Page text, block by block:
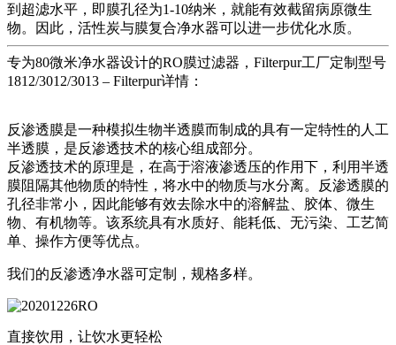
到超滤水平，即膜孔径为1-10纳米，就能有效截留病原微生
物。因此，活性炭与膜复合净水器可以进一步优化水质。
专为80微米净水器设计的RO膜过滤器，Filterpur工厂定制型号
1812/3012/3013 – Filterpur详情：
反渗透膜是一种模拟生物半透膜而制成的具有一定特性的人工
半透膜，是反渗透技术的核心组成部分。
反渗透技术的原理是，在高于溶液渗透压的作用下，利用半透
膜阻隔其他物质的特性，将水中的物质与水分离。反渗透膜的
孔径非常小，因此能够有效去除水中的溶解盐、胶体、微生
物、有机物等。该系统具有水质好、能耗低、无污染、工艺简
单、操作方便等优点。
我们的反渗透净水器可定制，规格多样。
直接饮用，让饮水更轻松